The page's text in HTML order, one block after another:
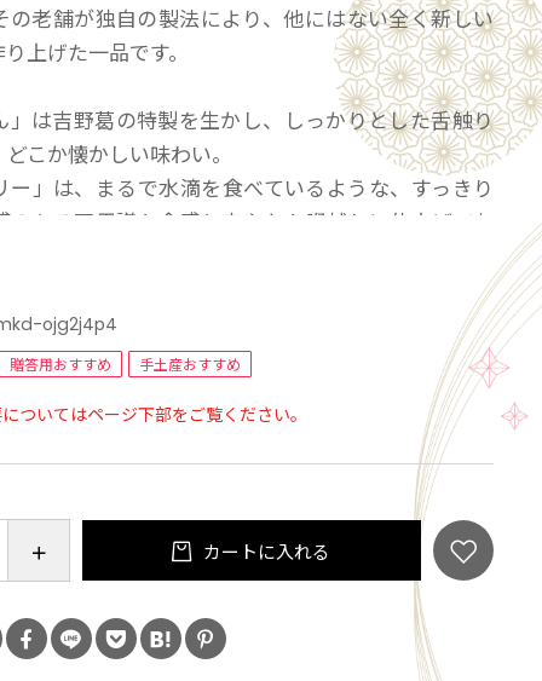
の老舗が独自の製法により、他にはない全く新しい
上げた一品です。
」は吉野葛の特製を生かし、しっかりとした舌触り
こか懐かしい味わい。
ー」は、まるで水滴を食べているような、すっきり
のある不思議な食感と爽やかな喉越しに仕上げてお
庫で冷やしてから食べるのがおすすめです。
ゼリー）75g（別添：黒蜜）・くずぷりん75g×各4
等を主原料とする食品[乳製品,植物油脂,乳たんぱ
ル],砂糖,加糖卵黄（卵黄,砂糖）,脱脂粉乳（生乳）,
、しょ糖）,本葛粉,食塩,洋酒,寒天／ゲル化剤（加
ojg2j4p4
贈答用おすすめ 手土産おすすめ
ついてはページ下部をご覧ください。
カートに入れる